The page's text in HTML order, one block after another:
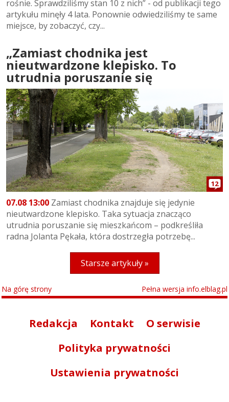
rośnie. Sprawdziliśmy stan 10 z nich” - od publikacji tego
artykułu minęły 4 lata. Ponownie odwiedziliśmy te same
miejsce, by zobaczyć, czy...
„Zamiast chodnika jest
nieutwardzone klepisko. To
utrudnia poruszanie się
12
07.08 13:00 Zamiast chodnika znajduje się jedynie
nieutwardzone klepisko. Taka sytuacja znacząco
utrudnia poruszanie się mieszkańcom – podkreśliła
radna Jolanta Pękała, która dostrzegła potrzebę...
Starsze artykuły »
Na górę strony Pełna wersja info.elblag.pl
Redakcja Kontakt
O serwisie
Polityka prywatności
Ustawienia prywatności